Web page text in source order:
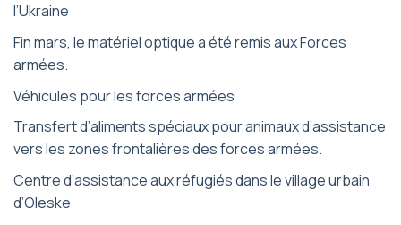
l’Ukraine
Fin mars, le matériel optique a été remis aux Forces
armées.
Véhicules pour les forces armées
Transfert d’aliments spéciaux pour animaux d’assistance
vers les zones frontalières des forces armées.
Centre d’assistance aux réfugiés dans le village urbain
d’Oleske